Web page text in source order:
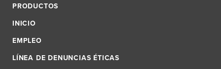
PRODUCTOS
INICIO
EMPLEO
LÍNEA DE DENUNCIAS ÉTICAS